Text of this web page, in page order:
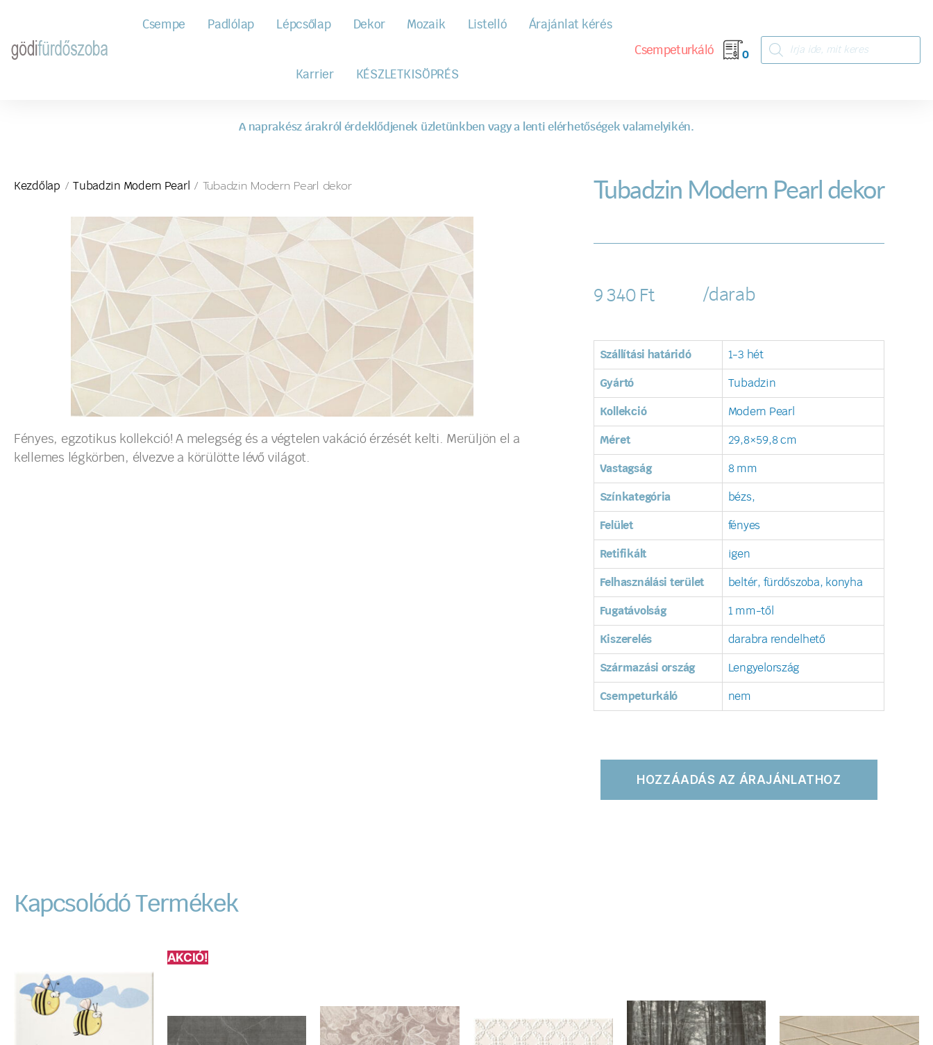
Csempe Padlólap Lépcsőlap Dekor Mozaik Listelló Árajánlat kérés
Karrier KÉSZLETKISÖPRÉS
Csempeturkáló 0
A naprakész árakról érdeklődjenek üzletünkben vagy a lenti elérhetőségek valamelyikén.
Kezdőlap /Tubadzin Modern Pearl / Tubadzin Modern Pearl dekor
Fényes, egzotikus kollekció! A melegség és a végtelen vakáció érzését kelti. Merüljön el a
kellemes légkörben, élvezve a körülötte lévő világot.
Tubadzin Modern Pearl dekor
9 340 Ft /darab
Szállítási határidó 1-3 hét
Gyártó Tubadzin
Kollekció Modern Pearl
Méret 29,8×59,8 cm
Vastagság 8 mm
Színkategória bézs,
Felület fényes
Retifikált igen
Felhasználási terület beltér, fürdőszoba, konyha
Fugatávolság 1 mm-től
Kiszerelés darabra rendelhető
Származási ország Lengyelország
Csempeturkáló nem
HOZZÁADÁS AZ ÁRAJÁNLATHOZ
Kapcsolódó Termékek
AKCIÓ!